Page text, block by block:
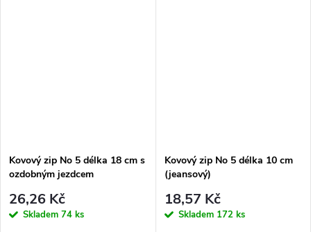
Kovový zip No 5 délka 18 cm s
ozdobným jezdcem
26,26 Kč
Skladem 74 ks
Kovový zip No 5 délka 10 cm
(jeansový)
18,57 Kč
Skladem 172 ks